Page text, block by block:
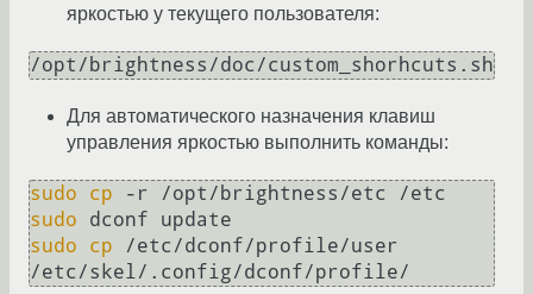
яркостью у текущего пользователя:
Для автоматического назначения клавиш
управления яркостью выполнить команды:
sudo cp
sudo
sudo
cp /etc/dconf/profile/user